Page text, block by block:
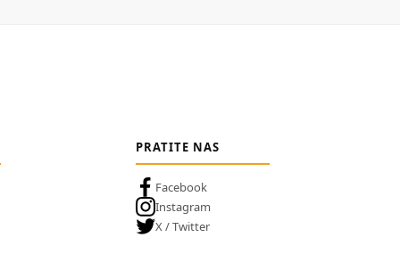
PRATITE NAS
Facebook
Instagram
X / Twitter